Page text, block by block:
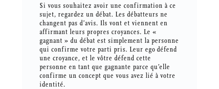
Si vous souhaitez avoir une confirmation à ce
sujet, regardez un débat. Les débatteurs ne
changent pas d’avis. Ils vont et viennent en
affirmant leurs propres croyances. Le «
gagnant » du débat est simplement la personne
qui confirme votre parti pris. Leur ego défend
une croyance, et le vôtre défend cette
personne en tant que gagnante parce qu’elle
confirme un concept que vous avez lié à votre
identité.